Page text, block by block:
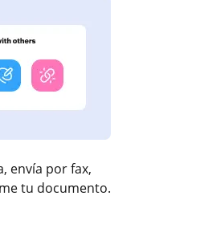
envía por fax,
tu documento.